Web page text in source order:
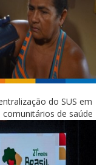
do SUS em
de saúde